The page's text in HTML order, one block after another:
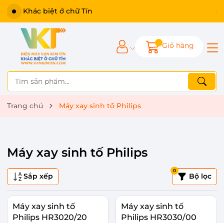
Khác biệt ở chữ Tín
Giỏ hàng
Trang chủ Máy xay sinh tố Philips
Máy xay sinh tố Philips
Sắp xếp Bộ lọc
0
Máy xay sinh tố
Philips HR3020/20
Máy xay sinh tố
Philips HR3030/00